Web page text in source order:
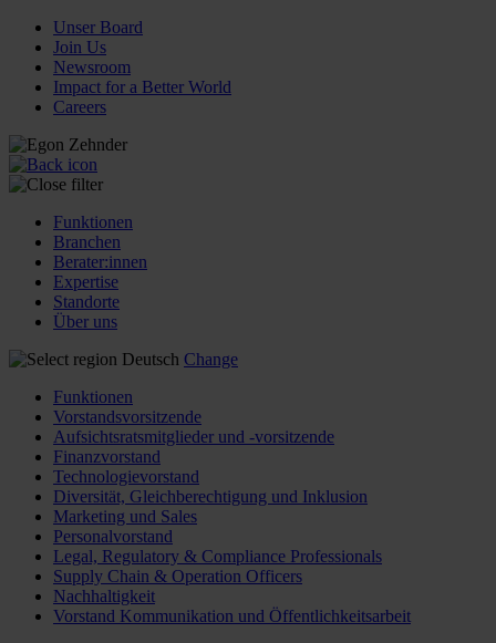
Unser Board
Join Us
Newsroom
Impact for a Better World
Careers
Funktionen
Branchen
Berater:innen
Expertise
Standorte
Über uns
Deutsch Change
Funktionen
Vorstandsvorsitzende
Aufsichtsratsmitglieder und -vorsitzende
Finanzvorstand
Technologievorstand
Diversität, Gleichberechtigung und Inklusion
Marketing und Sales
Personalvorstand
Legal, Regulatory & Compliance Professionals
Supply Chain & Operation Officers
Nachhaltigkeit
Vorstand Kommunikation und Öffentlichkeitsarbeit